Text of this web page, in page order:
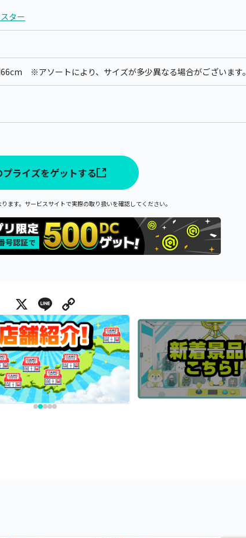
ター
※アソートにより、サイズが多少異なる場合がございます。
プライズをゲットする
ます。サービスサイトで実際の取り扱いを確認してください。
X Line